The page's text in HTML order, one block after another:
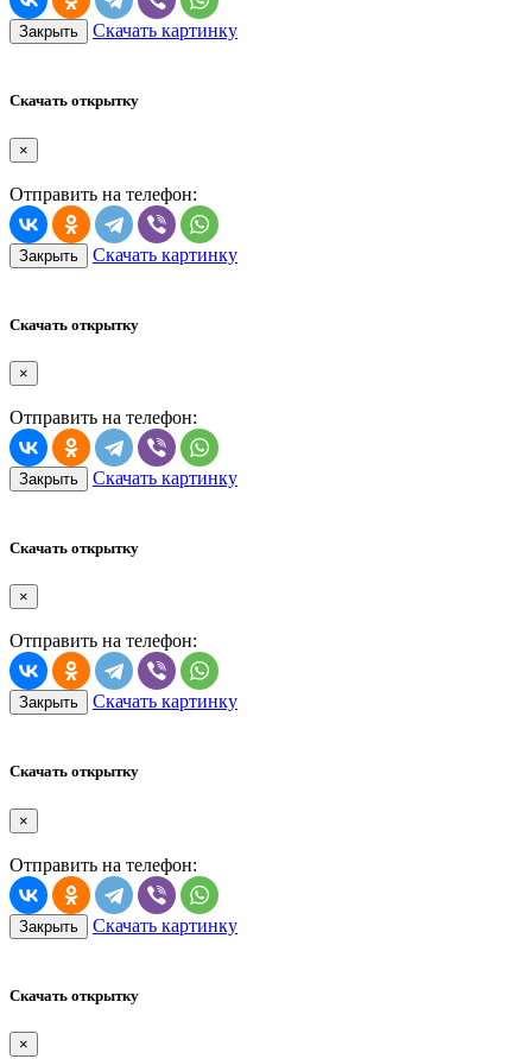
Закрыть Скачать картинку
Скачать открытку
×
Отправить на телефон:
Закрыть Скачать картинку
Скачать открытку
×
Отправить на телефон:
Закрыть Скачать картинку
Скачать открытку
×
Отправить на телефон:
Закрыть Скачать картинку
Скачать открытку
×
Отправить на телефон:
Закрыть Скачать картинку
Скачать открытку
×